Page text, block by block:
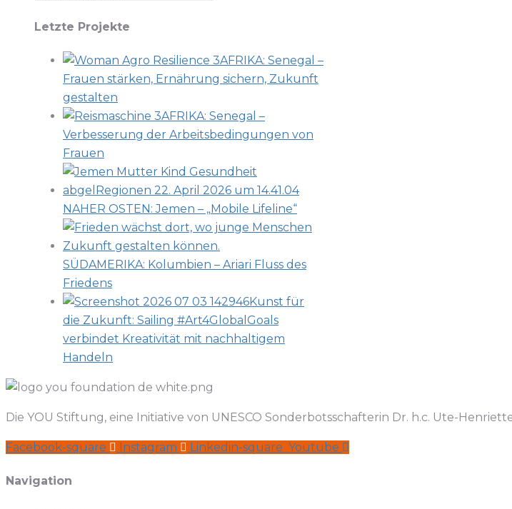
arbeiten
Letzte Projekte
AFRIKA: Senegal –
Frauen stärken, Ernährung sichern, Zukunft
gestalten
AFRIKA: Senegal –
Verbesserung der Arbeitsbedingungen von
Frauen
NAHER OSTEN: Jemen – „Mobile Lifeline“
SÜDAMERIKA: Kolumbien – Ariari Fluss des
Friedens
Kunst für
die Zukunft: Sailing #Art4GlobalGoals
verbindet Kreativität mit nachhaltigem
Handeln
Die YOU Stiftung, eine Initiative von UNESCO Sonderbotsschafterin Dr. h.c. Ute-
Facebook-square Instagram Linkedin-square Youtube
Navigation